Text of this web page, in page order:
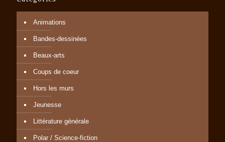
Animations
Bandes-dessinées
Beaux-arts
Coups de coeur
Hors les murs
Jeunesse
Littérature générale
Polar / Science-fiction